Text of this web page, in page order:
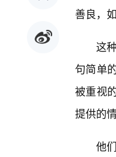
善良，
这
句简单
被重视
提供的
他